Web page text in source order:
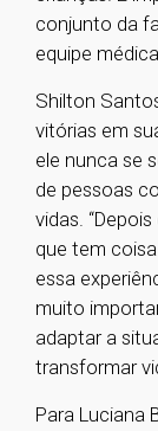
conjunto da
equipe
Shilton
vitórias em
ele nunca se
de pessoas
vidas.
que tem
essa
muito
adaptar a
transformar
Para Luciana